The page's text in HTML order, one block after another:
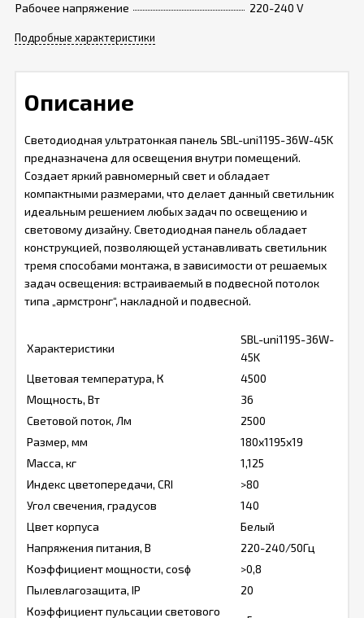
Рабочее напряжение
220-240 V
Подробные характеристики
Описание
Светодиодная ультратонкая панель SBL-uni1195-36W-45K
предназначена для освещения внутри помещений.
Создает яркий равномерный свет и обладает
компактными размерами, что делает данный светильник
идеальным решением любых задач по освещению и
световому дизайну. Светодиодная панель обладает
конструкцией, позволяющей устанавливать светильник
тремя способами монтажа, в зависимости от решаемых
задач освещения: встраиваемый в подвесной потолок
типа „армстронг“, накладной и подвесной.
Характеристики
SBL-uni1195-36W-
45K
Цветовая температура, К
4500
Мощность, Вт
36
Световой поток, Лм
2500
Размер, мм
180х1195х19
Масса, кг
1,125
Индекс цветопередачи, CRI
>80
Угол свечения, градусов
140
Цвет корпуса
Белый
Напряжения питания, В
220-240/50Гц
Коэффициент мощности, cosϕ
>0,8
Пылевлагозащита, IP
20
Коэффициент пульсации светового